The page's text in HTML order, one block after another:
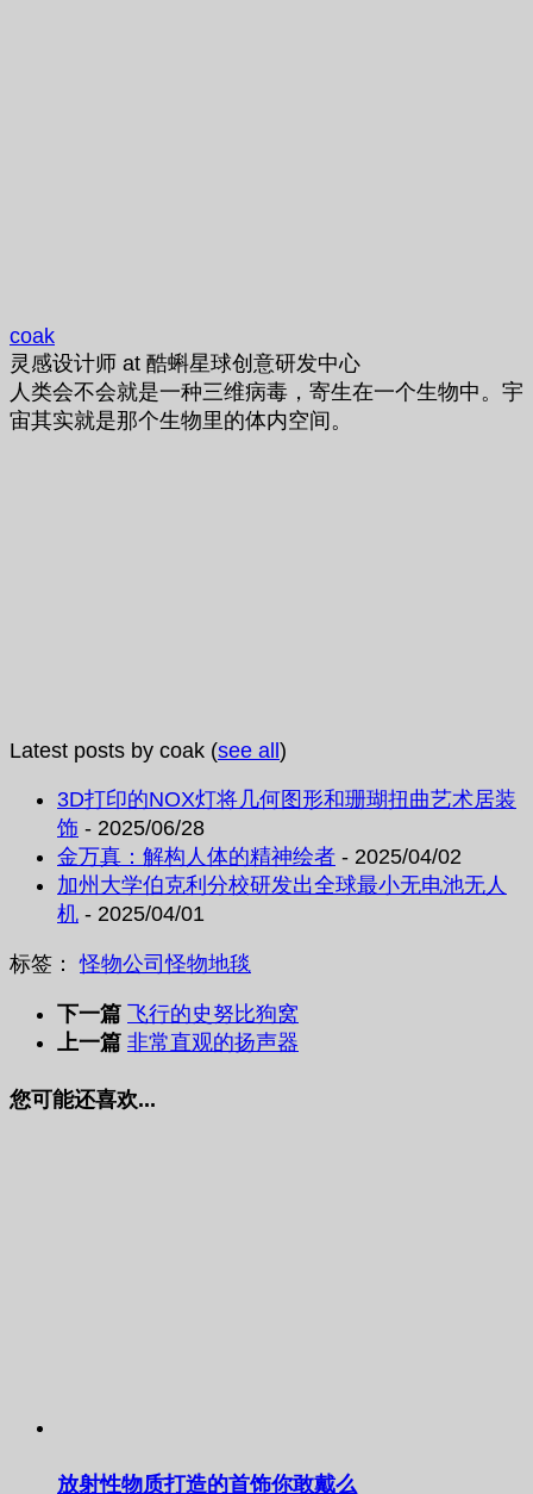
coak
灵感设计师 at 酷蝌星球创意研发中心
人类会不会就是一种三维病毒，寄生在一个生物中。宇
宙其实就是那个生物里的体内空间。
Latest posts by coak (see all )
3D打印的NOX灯将几何图形和珊瑚扭曲艺术居装
饰 - 2025/06/28
金万真：解构人体的精神绘者 - 2025/04/02
加州大学伯克利分校研发出全球最小无电池无人
机 - 2025/04/01
标签： 怪物公司怪物地毯
下一篇
飞行的史努比狗窝
上一篇 非常直观的扬声器
您可能还喜欢...
放射性物质打造的首饰你敢戴么